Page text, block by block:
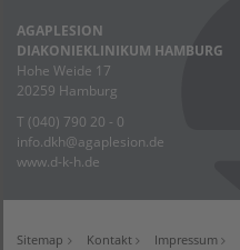
AGAPLESION
DIAKONIEKLINIKUM HAMBURG
Hohe Weide 17
20259 Hamburg
T (040) 790 20 - 0
info.dkh@agaplesion.de
www.d-k-h.de
Sitemap Kontakt Impressum